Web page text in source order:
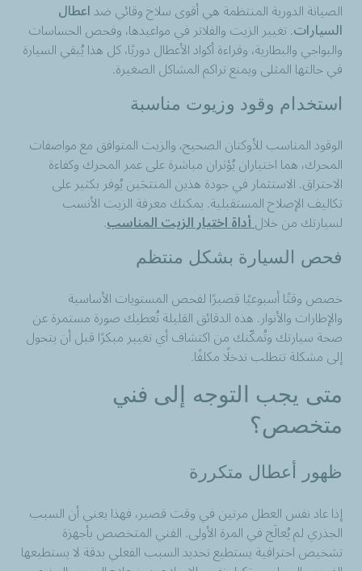
الصيانة الدورية المنتظمة هي أقوى سلاح وقائي ضداعطال
السيارات. تغيير الزيت والفلاتر في مواعيدها، وفحص الحساسات
والبواجي والبطارية، وقراءة أكواد الأعطال دوريًا، كل هذا يُبقي السيارة
في حالتها المثلى ويمنع تراكم المشاكل الصغيرة.
استخدام وقود وزيوت مناسبة
الوقود المناسب للأوكتان الصحيح، والزيت المتوافق مع مواصفات
المحرك، هما اختياران يُؤثران مباشرة على عمر المحرك وكفاءة
الاحتراق. الاستثمار في جودة هذين المنتجَين يُوفر بكثير على
تكاليف الإصلاح المستقبلية. يمكنك معرفة الزيت الأنسب
لسيارتك من خلالأداة اختيار الزيت المناسب.
فحص السيارة بشكل منتظم
خصص وقتًا أسبوعيًا قصيرًا لفحص المستويات الأساسية
والإطارات والأنوار. هذه الدقائق القليلة تُعطيك صورة مستمرة عن
صحة سيارتك وتُمكّنك من اكتشاف أي تغيير مبكرًا قبل أن يتحول
إلى مشكلة تتطلب تدخلًا مكلفًا.
متى يجب التوجه إلى فني
متخصص؟
ظهور أعطال متكررة
إذا عاد نفس العطل مرتين في وقت قصير، فهذا يعني أن السبب
الجذري لم يُعالَج في المرة الأولى. الفني المتخصص بأجهزة
تشخيص احترافية يستطيع تحديد السبب الفعلي بدقة لا يستطيعها